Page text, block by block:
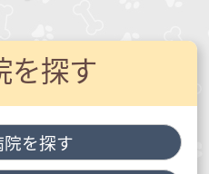
を探す
院を探す